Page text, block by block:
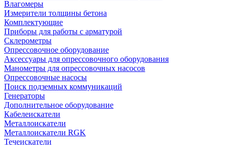
Влагомеры
Измерители толщины бетона
Комплектующие
Приборы для работы с арматурой
Склерометры
Опрессовочное оборудование
Аксессуары для опрессовочного оборудования
Манометры для опрессовочных насосов
Опрессовочные насосы
Поиск подземных коммуникаций
Генераторы
Дополнительное оборудование
Кабелеискатели
Металлоискатели
Металлоискатели RGK
Течеискатели